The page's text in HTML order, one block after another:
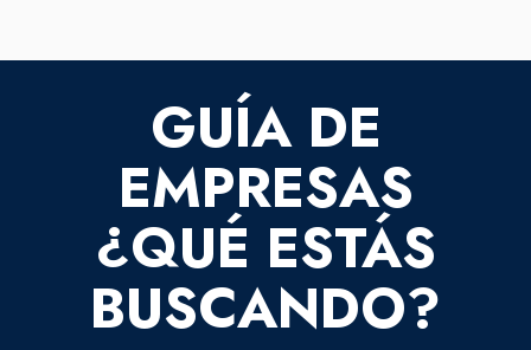
GUÍA DE
EMPRESAS
¿QUÉ ESTÁS
BUSCANDO?